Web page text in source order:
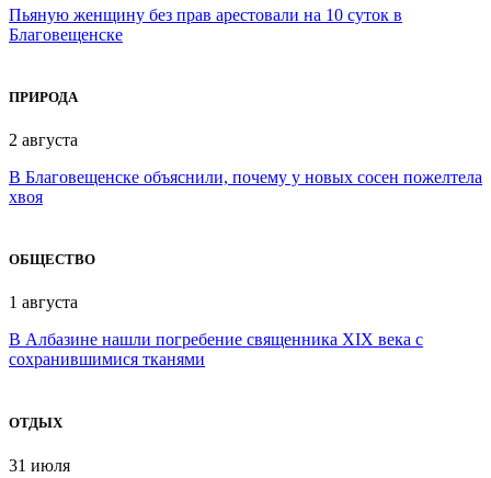
Пьяную женщину без прав арестовали на 10 суток в
Благовещенске
ПРИРОДА
2 августа
В Благовещенске объяснили, почему у новых сосен пожелтела
хвоя
ОБЩЕСТВО
1 августа
В Албазине нашли погребение священника XIX века с
сохранившимися тканями
ОТДЫХ
31 июля